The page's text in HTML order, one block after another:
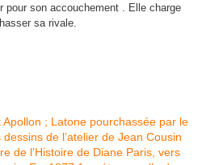
pour son accouchement . Elle charge
sa rivale.